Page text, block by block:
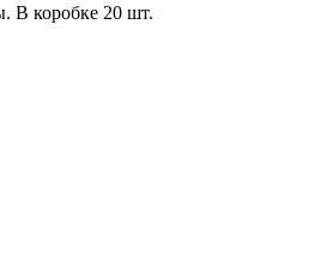
В коробке 20 шт.